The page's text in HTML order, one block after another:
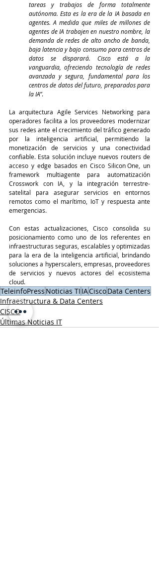
tareas y trabajos de forma totalmente
autónoma. Esta es la era de la IA basada en
agentes. A medida que miles de millones de
agentes de IA trabajen en nuestro nombre, la
demanda de redes de alto ancho de banda,
baja latencia y bajo consumo para centros de
datos se disparará. Cisco está a la
vanguardia, ofreciendo tecnología de redes
avanzada y segura, fundamental para los
centros de datos del futuro, preparados para
la IA”.
La arquitectura Agile Services Networking para
operadores facilita a los proveedores modernizar
sus redes ante el crecimiento del tráfico generado
por la inteligencia artificial, permitiendo la
monetización de servicios y una conectividad
confiable. Esta solución incluye nuevos routers de
acceso y edge basados en Cisco Silicon One, un
framework multiagente para automatización
Crosswork con IA, y la integración terrestre-
satelital para asegurar servicios en entornos
remotos como el marítimo, IoT y respuesta ante
emergencias.
Con estas actualizaciones, Cisco consolida su
posicionamiento como uno de los referentes en
infraestructuras seguras, escalables y optimizadas
para la era de la inteligencia artificial, brindando
soluciones a hyperscalers, empresas, proveedores
de servicios y nuevos actores del ecosistema
cloud.
TeleinfoPress Noticias TI IACiscoData Centers
Infraestructura & Data Centers
CISCO
Últimas Noticias IT